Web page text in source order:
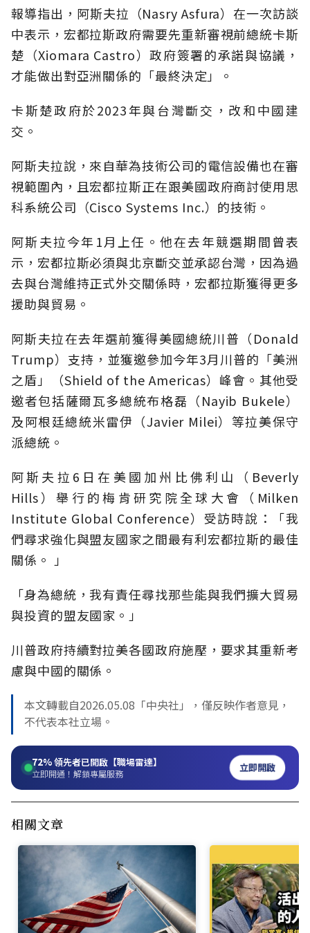
報導指出，阿斯夫拉（Nasry Asfura）在一次訪談
中表示，宏都拉斯政府需要先重新審視前總統卡斯
楚（Xiomara Castro）政府簽署的承諾與協議，
才能做出對亞洲關係的「最終決定」。
卡斯楚政府於2023年與台灣斷交，改和中國建
交。
阿斯夫拉說，來自華為技術公司的電信設備也在審
視範圍內，且宏都拉斯正在跟美國政府商討使用思
科系統公司（Cisco Systems Inc.）的技術。
阿斯夫拉今年1月上任。他在去年競選期間曾表
示，宏都拉斯必須與北京斷交並承認台灣，因為過
去與台灣維持正式外交關係時，宏都拉斯獲得更多
援助與貿易。
阿斯夫拉在去年選前獲得美國總統川普（Donald
Trump）支持，並獲邀參加今年3月川普的「美洲
之盾」（Shield of the Americas）峰會。其他受
邀者包括薩爾瓦多總統布格磊（Nayib Bukele）
及阿根廷總統米雷伊（Javier Milei）等拉美保守
派總統。
阿斯夫拉6日在美國加州比佛利山（Beverly
Hills）舉行的梅肯研究院全球大會（Milken
Institute Global Conference）受訪時說：「我
們尋求強化與盟友國家之間最有利宏都拉斯的最佳
關係。 」
「身為總統，我有責任尋找那些能與我們擴大貿易
與投資的盟友國家。」
川普政府持續對拉美各國政府施壓，要求其重新考
慮與中國的關係。
本文轉載自2026.05.08「中央社」，僅反映作者意見，
不代表本社立場。
72%領先者已開啟【職場雷達】
立即開通！解鎖專屬服務 立即開啟
相關文章